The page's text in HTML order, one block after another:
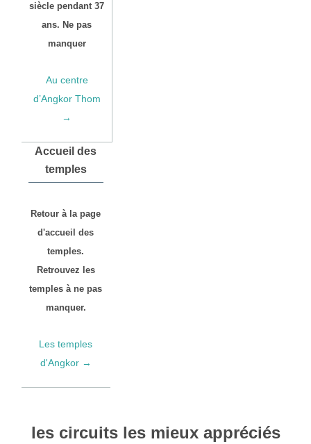
siècle pendant 37
ans. Ne pas
manquer
Au centre
d’Angkor Thom
→
Accueil des
temples
Retour à la page
d'accueil des
temples.
Retrouvez les
temples à ne pas
manquer.
Les temples
d'Angkor →
les circuits les mieux appréciés